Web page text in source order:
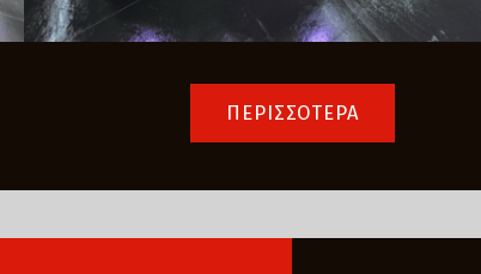
ΠΕΡΙΣΣΟΤΕΡΑ